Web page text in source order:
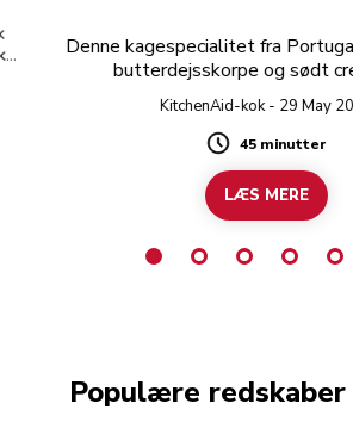
Denne kagespecialitet fra
butterdejsskorpe og sødt
KitchenAid-kok - 29 May
Duration
45 minutter
LÆS MERE
Populære